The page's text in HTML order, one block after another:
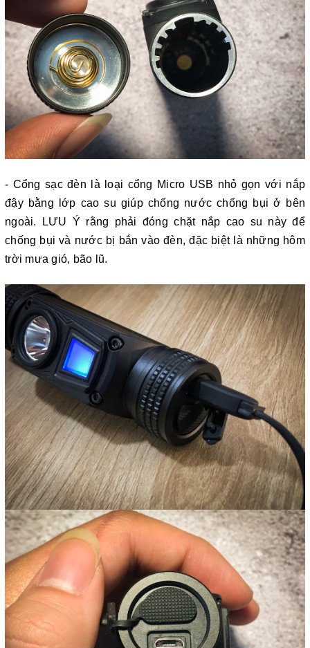
- Cổng sạc đèn là loại cổng Micro USB nhỏ gọn với nắp
đậy bằng lớp cao su giúp chống nước chống bụi ở bên
ngoài. LƯU Ý rằng phải đóng chặt nắp cao su này để
chống bụi và nước bị bắn vào đèn, đặc biệt là những hôm
trời mưa gió, bão lũ.